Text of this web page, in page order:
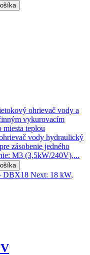
ohrievač vody a
vykurovacím
miesta teplou
vody hydraulický
zásobenie jedného
M3 (3,5kW/240V),...